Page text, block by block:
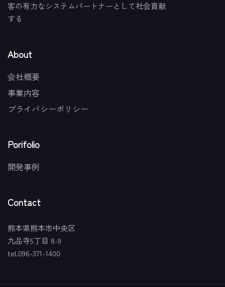
客の有力なシステムパートナーとして社会貢献
する
About
会社概要
事業内容
プライバシーポリシー
Porifolio
開発事例
Contact
熊本県熊本市中央区
九品寺5丁目 8-9
tel.096-371-1400